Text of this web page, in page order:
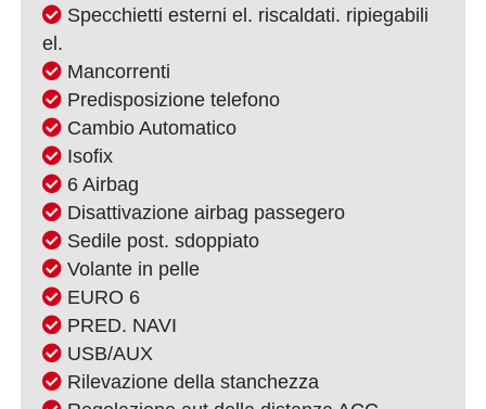
Specchietti esterni el. riscaldati. ripiegabili
el.
Mancorrenti
Predisposizione telefono
Cambio Automatico
Isofix
6 Airbag
Disattivazione airbag passegero
Sedile post. sdoppiato
Volante in pelle
EURO 6
PRED. NAVI
USB/AUX
Rilevazione della stanchezza